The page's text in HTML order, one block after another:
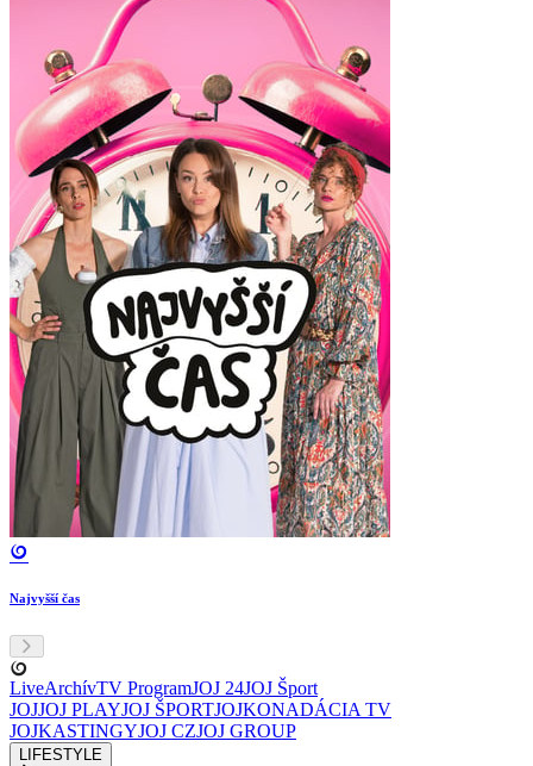
Najvyšší čas
LiveArchívTV ProgramJOJ 24JOJ Šport
JOJJOJ PLAYJOJ ŠPORTJOJKONADÁCIA TV
JOJKASTINGYJOJ CZJOJ GROUP
LIFESTYLE